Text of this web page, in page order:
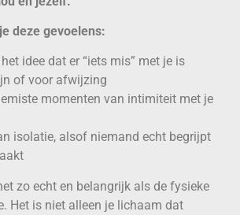
deze gevoelens:
idee dat er “iets mis” met je is
of voor afwijzing
momenten van intimiteit met je
isolatie, alsof niemand echt begrijpt
zo echt en belangrijk als de fysieke
Het is niet alleen je lichaam dat